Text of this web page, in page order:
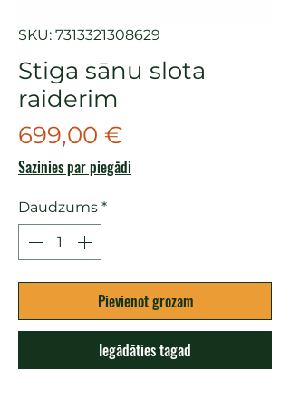
SKU: 7313321308629
Stiga sānu slota
raiderim
699,00 €
Sazinies par piegādi
Daudzums *
Pievienot grozam
Iegādāties tagad